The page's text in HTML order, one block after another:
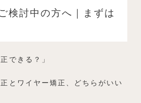
検討中の方へ｜まずは
できる？」
とワイヤー矯正、どちらがいい